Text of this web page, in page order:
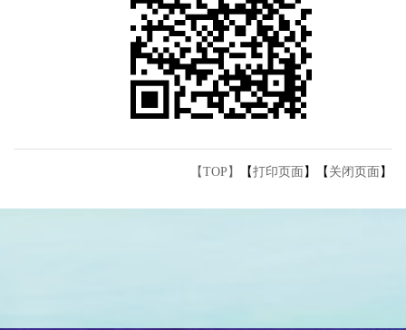
【TOP】 【打印页面 】【 关闭页面 】